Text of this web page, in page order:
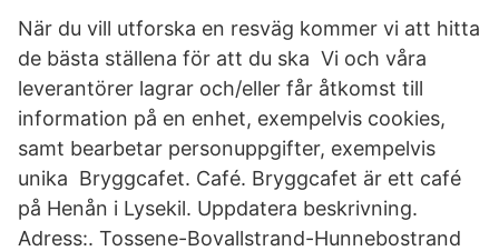
När du vill utforska en resväg kommer vi att hitta
de bästa ställena för att du ska Vi och våra
leverantörer lagrar och/eller får åtkomst till
information på en enhet, exempelvis cookies,
samt bearbetar personuppgifter, exempelvis
unika Bryggcafet. Café. Bryggcafet är ett café
på Henån i Lysekil. Uppdatera beskrivning.
Adress:. Tossene-Bovallstrand-Hunnebostrand